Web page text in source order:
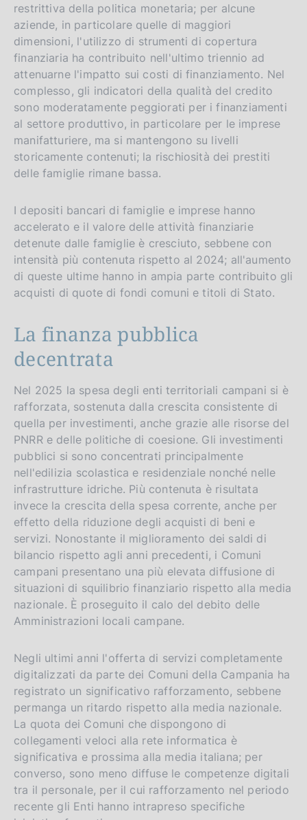
restrittiva della politica monetaria; per alcune
aziende, in particolare quelle di maggiori
dimensioni, l'utilizzo di strumenti di copertura
finanziaria ha contribuito nell'ultimo triennio ad
attenuarne l'impatto sui costi di finanziamento. Nel
complesso, gli indicatori della qualità del credito
sono moderatamente peggiorati per i finanziamenti
al settore produttivo, in particolare per le imprese
manifatturiere, ma si mantengono su livelli
storicamente contenuti; la rischiosità dei prestiti
delle famiglie rimane bassa.
I depositi bancari di famiglie e imprese hanno
accelerato e il valore delle attività finanziarie
detenute dalle famiglie è cresciuto, sebbene con
intensità più contenuta rispetto al 2024; all'aumento
di queste ultime hanno in ampia parte contribuito gli
acquisti di quote di fondi comuni e titoli di Stato.
La finanza pubblica
decentrata
Nel 2025 la spesa degli enti territoriali campani si è
rafforzata, sostenuta dalla crescita consistente di
quella per investimenti, anche grazie alle risorse del
PNRR e delle politiche di coesione. Gli investimenti
pubblici si sono concentrati principalmente
nell'edilizia scolastica e residenziale nonché nelle
infrastrutture idriche. Più contenuta è risultata
invece la crescita della spesa corrente, anche per
effetto della riduzione degli acquisti di beni e
servizi. Nonostante il miglioramento dei saldi di
bilancio rispetto agli anni precedenti, i Comuni
campani presentano una più elevata diffusione di
situazioni di squilibrio finanziario rispetto alla media
nazionale. È proseguito il calo del debito delle
Amministrazioni locali campane.
Negli ultimi anni l'offerta di servizi completamente
digitalizzati da parte dei Comuni della Campania ha
registrato un significativo rafforzamento, sebbene
permanga un ritardo rispetto alla media nazionale.
La quota dei Comuni che dispongono di
collegamenti veloci alla rete informatica è
significativa e prossima alla media italiana; per
converso, sono meno diffuse le competenze digitali
tra il personale, per il cui rafforzamento nel periodo
recente gli Enti hanno intrapreso specifiche